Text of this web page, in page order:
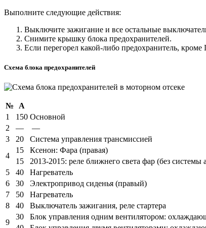
Выполните следующие действия:
Выключите зажигание и все остальные
Снимите крышку блока предохранителей.
Если перегорел какой-либо предохранитель,
Схема блока предохранителей
№ А
1
150 Основной
2
—
—
3
20
Система управления трансмиссией
4
15
Ксенон: Фара (правая)
15
2013-2015: реле ближнего света фар (без системы
5
40
Нагреватель
6
30
Электропривод сиденья (правый)
7
50
Нагреватель
8
40
Выключатель зажигания, реле стартера
9
30
Блок управления одним вентилятором: